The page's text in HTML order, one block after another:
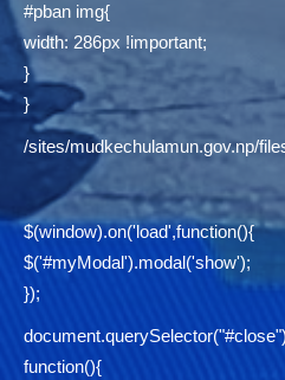
#pban img{
width: 286px !important;
}
}
/sites/mudkechulamun.gov.np/
$(window).on('load',function(){
$('#myModal').modal('show');
});
function(){